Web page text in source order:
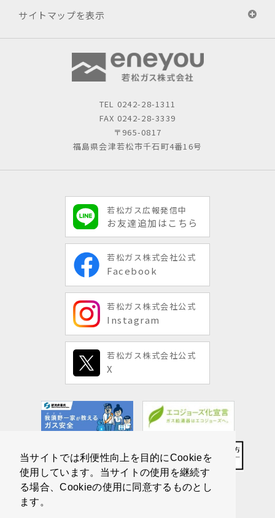
当サイトでは利便性向上を目的にCookieを
使用しています。当サイトの使用を継続す
る場合、Cookieの使用に同意するものとし
ます。
サイトマップを表示
TEL 0242-28-1311
FAX 0242-28-3339
〒965-0817
福島県会津若松市千石町4番16号
若松ガス広報発信中
お友達追加はこちら
若松ガス株式会社公式
Facebook
若松ガス株式会社公式
Instagram
若松ガス株式会社公式
X